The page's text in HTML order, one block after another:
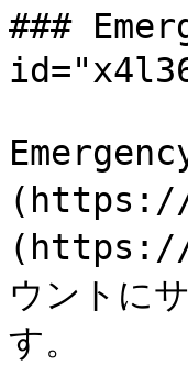
###
(https://
(https://
ウントに
す。